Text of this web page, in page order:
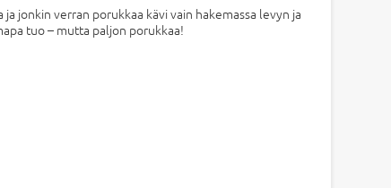
jonkin verran porukkaa kävi vain hakemassa levyn ja
tuo – mutta paljon porukkaa!